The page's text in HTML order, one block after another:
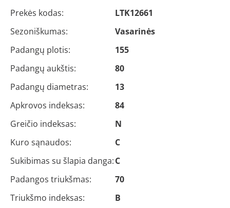
Prekės kodas:
LTK12661
Sezoniškumas:
Vasarinės
Padangų plotis:
155
Padangų aukštis:
80
Padangų diametras:
13
Apkrovos indeksas:
84
Greičio indeksas:
N
Kuro sąnaudos:
C
Sukibimas su šlapia danga:C
Padangos triukšmas:
70
Triukšmo indeksas:
B